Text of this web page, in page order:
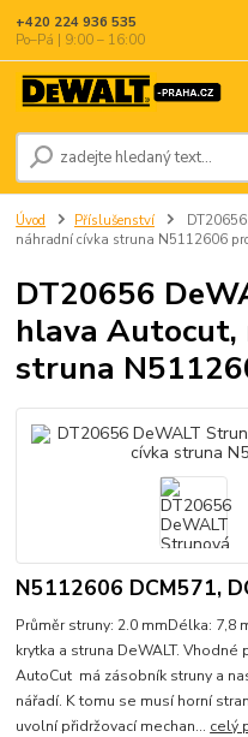
+420 224 936 535
Po–Pá | 9:00 – 16:00
Úvod Příslušenství
náhradní cívka struna N5112606
DT20656
hlava Autocut,
struna
N5112606 DCM571,
Průměr struny: 2.0 mmDélka: 7,8
krytka a struna DeWALT. Vhodné
AutoCut má zásobník struny a
nářadí. K tomu se musí horní
uvolní přidržovací mechan... celý